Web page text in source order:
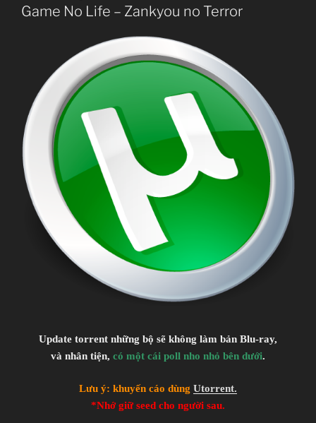
Nisekoi
ニセコイ
TV Series
Unknown
11.01.2014 đến ??
Shaft
Shinbou Akiyuki
(Monogatari series,
Sayonara Zetsubou Sensei)
Comedy, Harem, Manga, Romance, Shounen
Giới thiệu nội dung:
tình giả tạo.
Game No Life – Zankyou no Terror
Update torrent những bộ sẽ không làm bản Blu-ray,
và nhân tiện, có một cái poll nho nhỏ bên dưới.
Lưu ý: khuyến cáo dùng Utorrent.
*Nhớ giữ seed cho người sau.